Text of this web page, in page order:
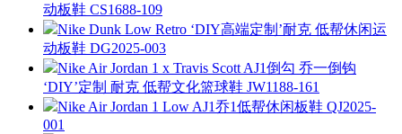
动板鞋 CS1688-109
Nike Dunk Low Retro ‘DIY高端定制’耐克 低帮休闲运
动板鞋 DG2025-003
Nike Air Jordan 1 x Travis Scott AJ1倒勾 乔一倒钩
‘DIY’定制 耐克 低帮文化篮球鞋 JW1188-161
Nike Air Jordan 1 Low AJ1乔1低帮休闲板鞋 QJ2025-
001